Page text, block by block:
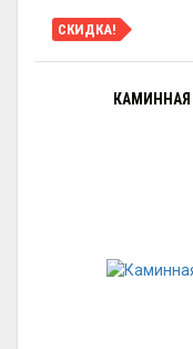
СКИДКА!
КАМИННАЯ